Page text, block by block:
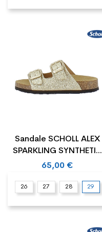
Sandale SCHOLL ALEX
SPARKLING SYNTHETIC
Junior
65,00 €
26 27 28 29